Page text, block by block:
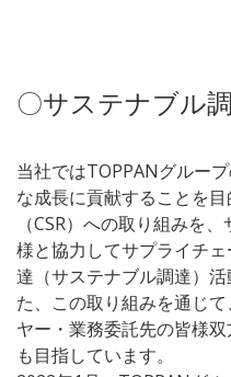
〇サステナブル
当社ではTOPPANグルー
な成長に貢献することを
（CSR）への取り組みを
様と協力してサプライチ
達（サステナブル調達）
た、この取り組みを通じ
ヤー・業務委託先の皆様
も目指しています。